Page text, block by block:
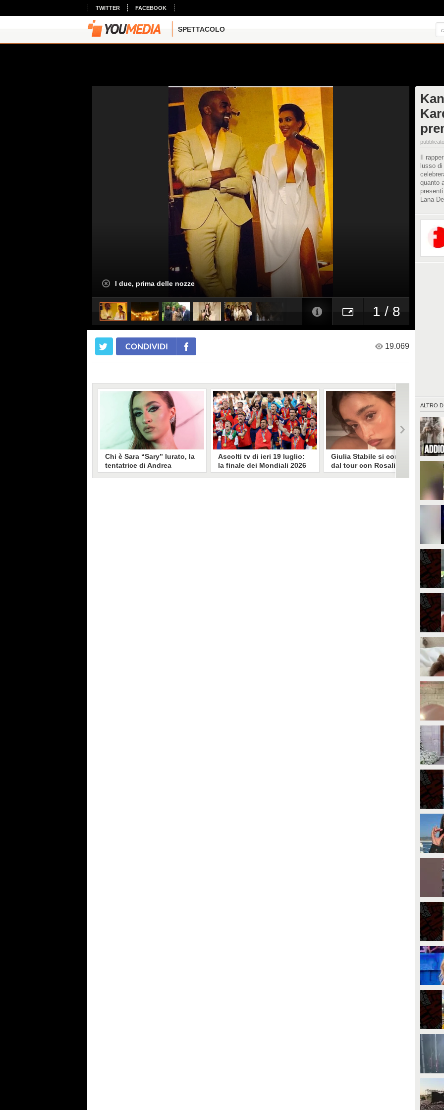
TWITTER FACEBOOK
SPETTACOLO
I due, prima delle nozze
1 / 8
Il
lusso
quanto
Lana
ALTRO DI
CONDIVIDI 19.069
Chi è Sara “Sary” Iurato, la
tentatrice di Andrea
Petraroli a Temptation
Ascolti tv di ieri 19 luglio:
la finale dei Mondiali 2026
Spagna-Argentina
Giulia Stabile si confessa
dal tour con Rosalia: "Non
sono stata bene, costretta
ballo di Rosalia, Giulia Stabile si è
altri. A volte è già dentro di noi".